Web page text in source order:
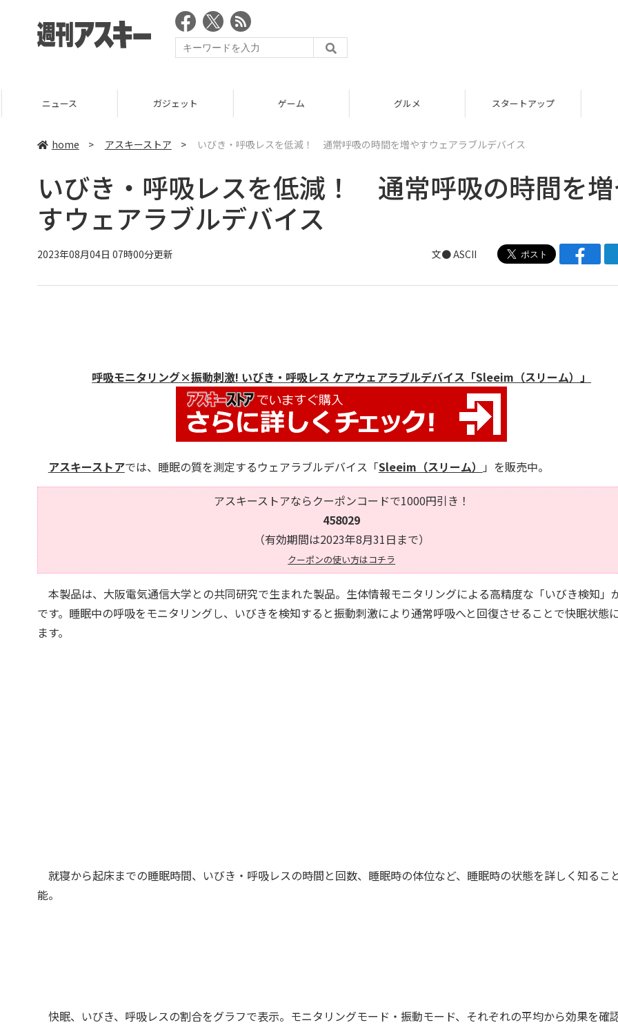
ニュース ガジェット ゲーム グルメ スタートアップ
home > アスキーストア > いびき・呼吸レスを低減！ 通常呼吸の時間を増やすウェアラブルデバイス
いびき・呼吸レスを低減！ 通常呼吸の時間を
すウェアラブルデバイス
2023年08月04日 07時00分更新 文● ASCII
呼吸モニタリング×振動刺激! いびき・呼吸レス ケアウェアラブルデバイス「Sleeim（スリーム）」
アスキーストアでは、睡眠の質を測定するウェアラブルデバイス「Sleeim（スリーム） 」を販売中。
アスキーストアならクーポンコードで1000円引き！
458029
（有効期間は2023年8月31日まで）
クーポンの使い方はコチラ
本製品は、大阪電気通信大学との共同研究で生まれた製品。生体情報モニタリングによる高精度な「いびき検知」
です。睡眠中の呼吸をモニタリングし、いびきを検知すると振動刺激により通常呼吸へと回復させることで快眠状態
ます。
就寝から起床までの睡眠時間、いびき・呼吸レスの時間と回数、睡眠時の体位など、睡眠時の状態を詳しく知るこ
能。
快眠、いびき、呼吸レスの割合をグラフで表示。モニタリングモード・振動モード、それぞれの平均から効果を確